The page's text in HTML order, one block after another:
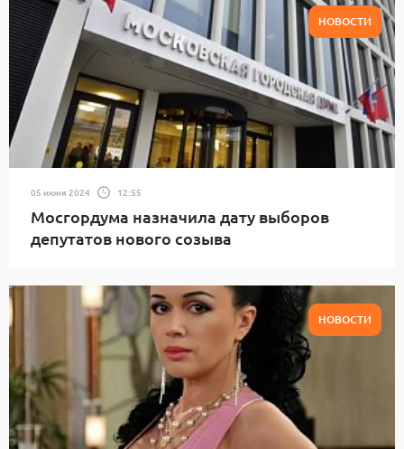
НОВОСТИ
05 июня 2024 12:55
Мосгордума назначила дату выборов
депутатов нового созыва
НОВОСТИ